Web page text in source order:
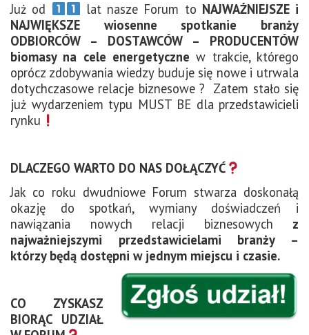
Już od lat nasze Forum to NAJWAŻNIEJSZE i
NAJWIĘKSZE wiosenne spotkanie branży
ODBIORCÓW – DOSTAWCÓW – PRODUCENTÓW
biomasy na cele energetyczne w trakcie, którego
oprócz zdobywania wiedzy buduje się nowe i utrwala
dotychczasowe relacje biznesowe ? Zatem stało się
już wydarzeniem typu MUST BE dla przedstawicieli
rynku
DLACZEGO WARTO DO NAS DOŁĄCZYĆ
Jak co roku dwudniowe Forum stwarza doskonałą
okazję do spotkań, wymiany doświadczeń i
nawiązania nowych relacji biznesowych z
najważniejszymi przedstawicielami branży –
którzy będą dostępni w jednym miejscu i czasie.
CO ZYSKASZ
BIORĄC UDZIAŁ